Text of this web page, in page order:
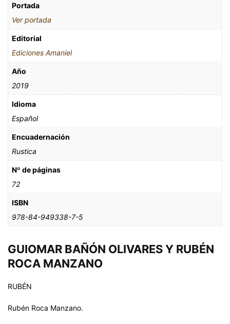
Portada
Ver portada
Editorial
Ediciones Amaniel
Año
2019
Idioma
Español
Encuadernación
Rustica
Nº de páginas
72
ISBN
978-84-949338-7-5
GUIOMAR BAÑÓN OLIVARES Y RUBÉN
ROCA MANZANO
RUBÉN
Rubén Roca Manzano.